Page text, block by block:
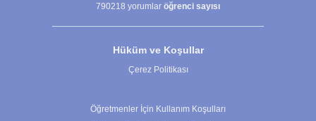
790218 yorumlar öğrenci sayısı
Hüküm ve Koşullar
Çerez Politikası
Öğretmenler İçin Kullanım Koşulları